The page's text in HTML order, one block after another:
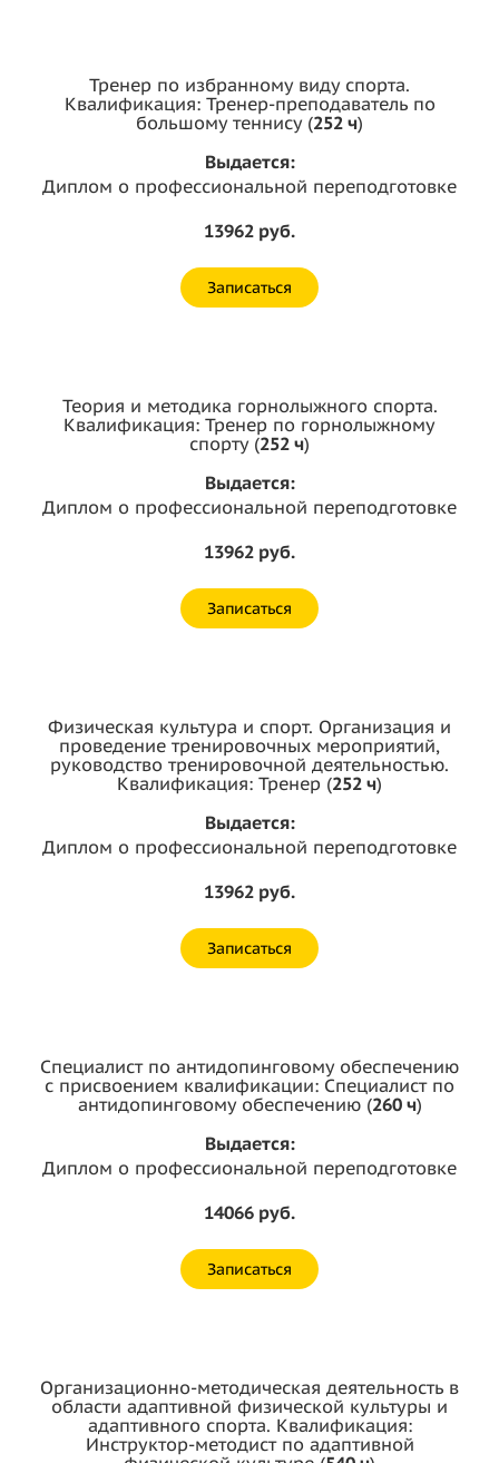
Тренер по избранному виду спорта.
Квалификация: Тренер-преподаватель по
большому теннису (252 ч)
Выдается:
Диплом о профессиональной переподготовке
13962 руб.
Записаться
Теория и методика горнолыжного спорта.
Квалификация: Тренер по горнолыжному
спорту (252 ч)
Выдается:
Диплом о профессиональной переподготовке
13962 руб.
Записаться
Физическая культура и спорт. Организация и
проведение тренировочных мероприятий,
руководство тренировочной деятельностью.
Квалификация: Тренер (252 ч)
Выдается:
Диплом о профессиональной переподготовке
13962 руб.
Записаться
Специалист по антидопинговому обеспечению
с присвоением квалификации: Специалист по
антидопинговому обеспечению (260 ч)
Выдается:
Диплом о профессиональной переподготовке
14066 руб.
Записаться
Организационно-методическая деятельность в
области адаптивной физической культуры и
адаптивного спорта. Квалификация:
Инструктор-методист по адаптивной